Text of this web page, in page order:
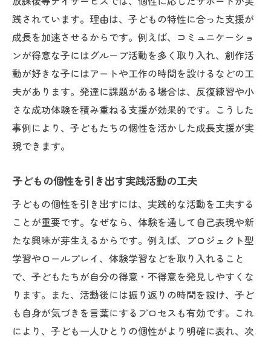
多様な個性に応じた支援法の工夫を紹介
児童指導員が行う多様性重視の支援実践例
個性ごとに変える放課後等デイの対応策
多様な個性への寄り添い方と現場の工夫
個性を活かした柔軟な支援アイデア集
践されています。理由は、子どもの特性に合った支援が
成長を加速させるからです。例えば、コミュニケーショ
ンが得意な子にはグループ活動を多く取り入れ、創作活
動が好きな子にはアートや工作の時間を設けるなどの工
夫があります。発達に課題がある場合は、反復練習や小
さな成功体験を積み重ねる支援が効果的です。こうした
事例により、子どもたちの個性を活かした成長支援が実
現できます。
子どもの個性を引き出す実践活動の工夫
子どもの個性を引き出すには、実践的な活動を工夫する
ことが重要です。なぜなら、体験を通して自己表現や新
たな興味が芽生えるからです。例えば、プロジェクト型
学習やロールプレイ、体験学習などを取り入れること
で、子どもたちが自分の得意・不得意を発見しやすくな
ります。また、活動後には振り返りの時間を設け、子ど
も自身が気づきを言葉にするプロセスも有効です。これ
により、子ども一人ひとりの個性がより明確に表れ、次